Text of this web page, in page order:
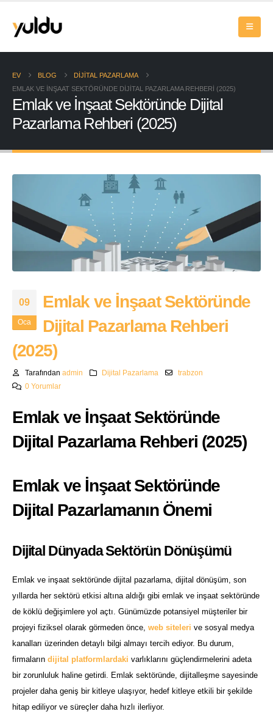
EV BLOG
DIJITAL PAZARLAMA
EMLAK VE İNŞAAT SEKTÖRÜNDE DIJITAL PAZARLAMA REHBERI (2025)
Emlak ve İnşaat Sektöründe Dijital
Pazarlama Rehberi (2025)
09
Oca
Emlak ve İnşaat Sektöründe
Dijital Pazarlama Rehberi
(2025)
Tarafından admin Dijital Pazarlama
trabzon
0 Yorumlar
Emlak ve İnşaat Sektöründe
Dijital Pazarlama Rehberi (2025)
Emlak ve İnşaat Sektöründe
Dijital Pazarlamanın Önemi
Dijital Dünyada Sektörün Dönüşümü
Emlak ve inşaat sektöründe dijital pazarlama, dijital dönüşüm, son
yıllarda her sektörü etkisi altına aldığı gibi emlak ve inşaat sektöründe
de köklü değişimlere yol açtı. Günümüzde potansiyel müşteriler bir
projeyi fiziksel olarak görmeden önce, web siteleri ve sosyal medya
kanalları üzerinden detaylı bilgi almayı tercih ediyor. Bu durum,
firmaların dijital platformlardaki varlıklarını güçlendirmelerini adeta
bir zorunluluk haline getirdi. Emlak sektöründe, dijitalleşme sayesinde
projeler daha geniş bir kitleye ulaşıyor, hedef kitleye etkili bir şekilde
hitap ediliyor ve süreçler daha hızlı ilerliyor.